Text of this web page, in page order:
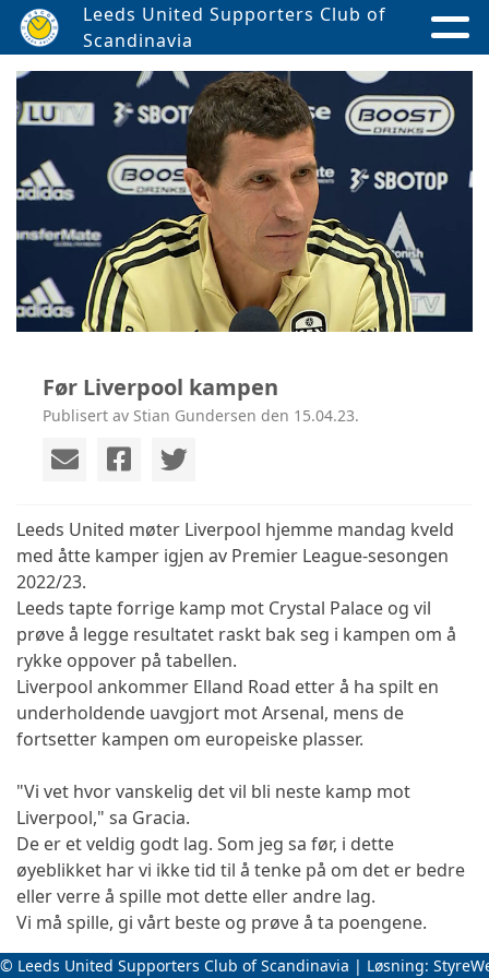
Leeds United Supporters Club of
Scandinavia
Før Liverpool kampen
Publisert av Stian Gundersen den 15.04.23.
Leeds United møter Liverpool hjemme mandag kveld
med åtte kamper igjen av Premier League-sesongen
2022/23.
Leeds tapte forrige kamp mot Crystal Palace og vil
prøve å legge resultatet raskt bak seg i kampen om å
rykke oppover på tabellen.
Liverpool ankommer Elland Road etter å ha spilt en
underholdende uavgjort mot Arsenal, mens de
fortsetter kampen om europeiske plasser.
"Vi vet hvor vanskelig det vil bli neste kamp mot
Liverpool," sa Gracia.
De er et veldig godt lag. Som jeg sa før, i dette
øyeblikket har vi ikke tid til å tenke på om det er bedre
eller verre å spille mot dette eller andre lag.
Vi må spille, gi vårt beste og prøve å ta poengene.
© Leeds United Supporters Club of Scandinavia | Løsning: